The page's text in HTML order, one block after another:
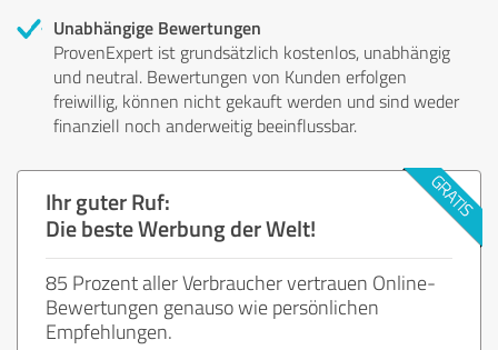
Unabhängige Bewertungen
ProvenExpert ist grundsätzlich kostenlos, unabhängig
und neutral. Bewertungen von Kunden erfolgen
freiwillig, können nicht gekauft werden und sind weder
finanziell noch anderweitig beeinflussbar.
Ihr guter Ruf:
Die beste Werbung der Welt!
85 Prozent aller Verbraucher vertrauen Online-
Bewertungen genauso wie persönlichen
Empfehlungen.